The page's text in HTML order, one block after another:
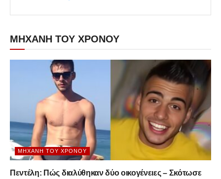
ΜΗΧΑΝΗ ΤΟΥ ΧΡΟΝΟΥ
ΜΗΧΑΝΉ ΤΟΥ ΧΡΌΝΟΥ
Πεντέλη: Πώς διαλύθηκαν δύο οικογένειες – Σκότωσε